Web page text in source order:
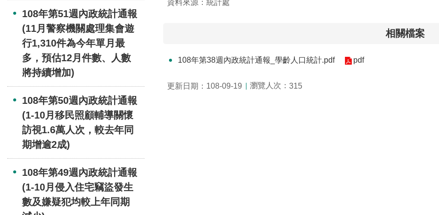
108年第51週內政統計通報
(11月警察機關處理集會遊
行1,310件為今年單月最
多，預估12月件數、人數
將持續增加)
108年第50週內政統計通報
(1-10月移民照顧輔導關懷
訪視1.6萬人次，較去年同
期增逾2成)
108年第49週內政統計通報
(1-10月侵入住宅竊盜發生
數及嫌疑犯均較上年同期
資料來源：統計處
相關檔案
108年第38週內政統計通報_學齡人口統計.pdf pdf
更新日期：108-09-19 瀏覽人次： 315